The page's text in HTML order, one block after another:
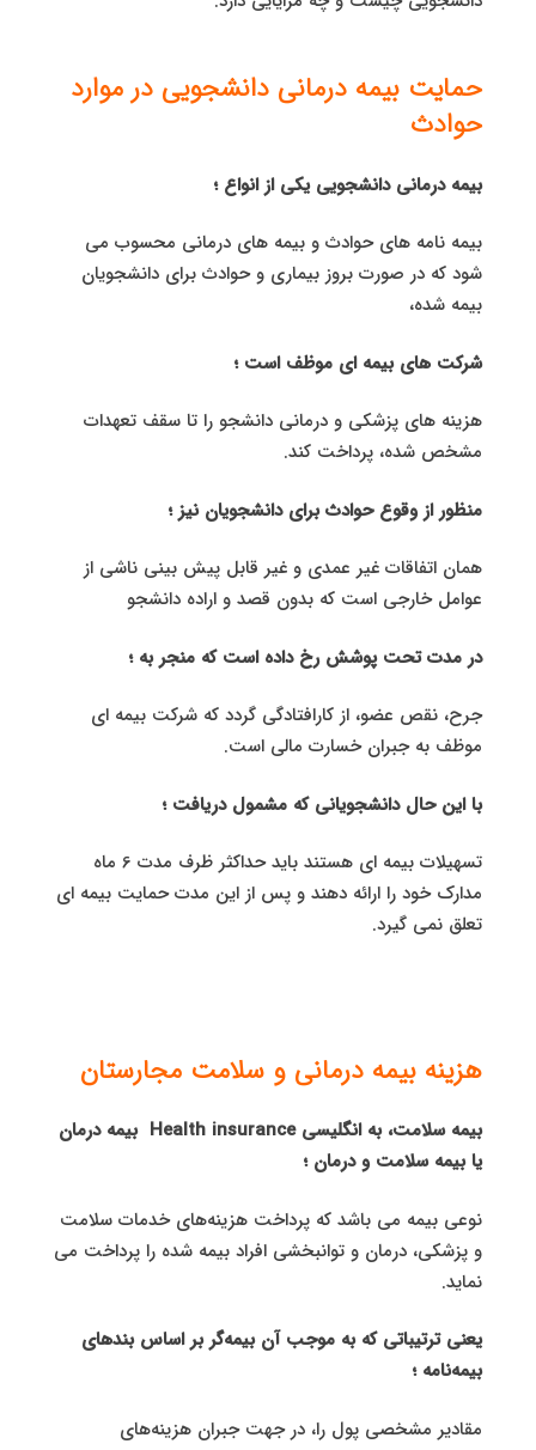
حمایت بیمه درمانی دانشجویی در موارد
حوادث
بیمه درمانی دانشجویی یکی از انواع ؛
بیمه ‌نامه‌ های حوادث و بیمه های درمانی محسوب می
شود که در صورت بروز بیماری و حوادث برای دانشجویان
بیمه ‌شده،
شرکت های بیمه ای موظف است ؛
هزینه‌ های پزشکی و درمانی دانشجو را تا سقف تعهدات
مشخص‌ شده، پرداخت کند.
منظور از وقوع حوادث برای دانشجویان نیز ؛
همان اتفاقات غیر عمدی و غیر قابل پیش ‌بینی ناشی از
عوامل خارجی است که بدون قصد و اراده دانشجو
در مدت تحت پوشش رخ داده است که منجر به ؛
جرح، نقص عضو، از کارافتادگی گردد که شرکت بیمه ای
موظف به جبران خسارت مالی است.
با این حال دانشجویانی که مشمول دریافت ؛
تسهیلات بیمه ای هستند باید حداکثر ظرف مدت 6 ماه
مدارک خود را ارائه دهند و پس از این مدت حمایت بیمه ای
تعلق نمی‌ گیرد.
هزینه بیمه درمانی و سلامت مجارستان
بیمه سلامت، به انگلیسی Health insurance بیمه درمان
یا بیمه سلامت و درمان ؛
نوعی بیمه می باشد که پرداخت هزینه‌های خدمات سلامت
و پزشکی، درمان و توانبخشی افراد بیمه شده را پرداخت می
نماید.
یعنی ترتیباتی که به موجب آن بیمه‌گر بر اساس بندهای
بیمه‌نامه ؛
مقادیر مشخصی پول را، در جهت جبران هزینه‌های